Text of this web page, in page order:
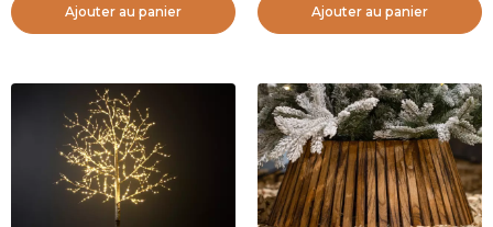
Ajouter au panier Ajouter au panier